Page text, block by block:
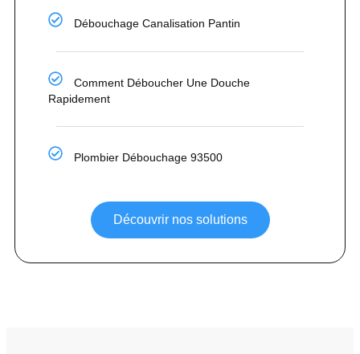
Débouchage Canalisation Pantin
Comment Déboucher Une Douche
Rapidement
Plombier Débouchage 93500
Découvrir nos solutions